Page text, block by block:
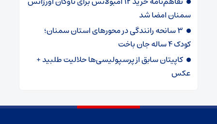
سمنان امضا شد
۳ سانحه رانندگی در محورهای استان سمنان؛
کودک ۴ ساله جان باخت
کاپیتان سابق از پرسپولیسی‌ها حلالیت طلبید +
عکس